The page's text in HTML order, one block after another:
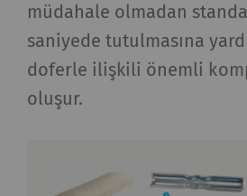
müdahale olmadan
saniyede tutulmasına
doferle ilişkili önemli
oluşur.